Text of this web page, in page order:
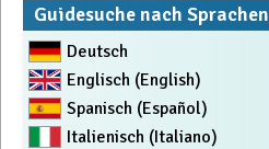
Guidesuche nach Sprachen
Deutsch
Englisch (English)
Spanisch (Español)
Italienisch (Italiano)